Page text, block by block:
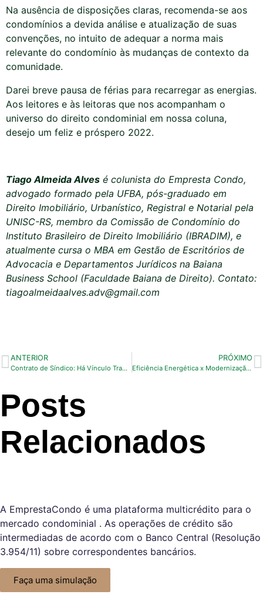
Na ausência de disposições claras, recomenda-se aos
condomínios a devida análise e atualização de suas
convenções, no intuito de adequar a norma mais
relevante do condomínio às mudanças de contexto da
comunidade.
Darei breve pausa de férias para recarregar as energias.
Aos leitores e às leitoras que nos acompanham o
universo do direito condominial em nossa coluna,
desejo um feliz e próspero 2022.
Tiago Almeida Alves é colunista do Empresta Condo,
advogado formado pela UFBA, pós-graduado em
Direito Imobiliário, Urbanístico, Registral e Notarial pela
UNISC-RS, membro da Comissão de Condomínio do
Instituto Brasileiro de Direito Imobiliário (IBRADIM), e
atualmente cursa o MBA em Gestão de Escritórios de
Advocacia e Departamentos Jurídicos na Baiana
Business School (Faculdade Baiana de Direito). Contato:
tiagoalmeidaalves.adv@gmail.com
ANTERIOR
Contrato de Síndico: Há Vínculo Trabalhista na Administração de Condomínios?
PRÓXIMO
Eficiência Energética x Modernização de Elevadores
Posts
Relacionados
A EmprestaCondo é uma plataforma multicrédito para o
mercado condominial . As operações de crédito são
intermediadas de acordo com o Banco Central (Resolução
3.954/11) sobre correspondentes bancários.
Faça uma simulação